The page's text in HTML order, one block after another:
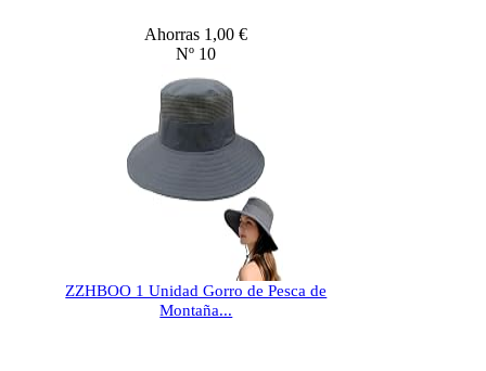
Ahorras 1,00 €
Nº 10
ZZHBOO 1 Unidad Gorro de Pesca de
Montaña...